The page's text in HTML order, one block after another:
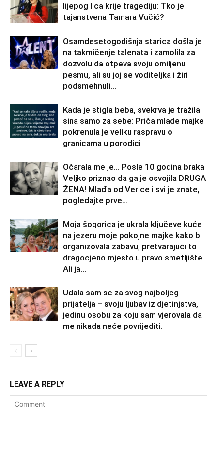
lijepog lica krije tragediju: Tko je
tajanstvena Tamara Vučić?
Osamdesetogodišnja starica došla je
na takmičenje talenata i zamolila za
dozvolu da otpeva svoju omiljenu
pesmu, ali su joj se voditeljka i žiri
podsmehnuli...
Kada je stigla beba, svekrva je tražila
sina samo za sebe: Priča mlade majke
pokrenula je veliku raspravu o
granicama u porodici
Očarala me je… Posle 10 godina braka
Veljko priznao da ga je osvojila DRUGA
ŽENA! Mlađa od Verice i svi je znate,
pogledajte prve...
Moja šogorica je ukrala ključeve kuće
na jezeru moje pokojne majke kako bi
organizovala zabavu, pretvarajući to
dragocjeno mjesto u pravo smetljište.
Ali ja...
Udala sam se za svog najboljeg
prijatelja – svoju ljubav iz djetinjstva,
jedinu osobu za koju sam vjerovala da
me nikada neće povrijediti.
LEAVE A REPLY